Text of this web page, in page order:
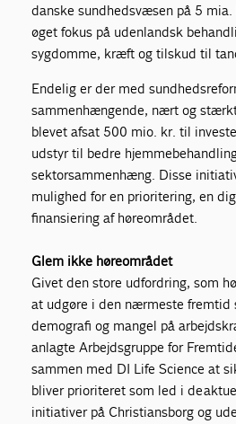
danske sundhedsvæsen på 5
øget fokus på udenlandsk
sygdomme, kræft og tilskud til
Endelig er der med
sammenhængende, nært og
blevet afsat 500 mio. kr. til
udstyr til bedre
sektorsammenhæng. Disse
mulighed for en prioritering, en
finansiering af høreområdet.
Glem ikke høreområdet
Givet den store udfordring, som
at udgøre i den nærmeste fremtid
demografi og mangel på
anlagte Arbejdsgruppe for
sammen med DI Life Science at
bliver prioriteret som led i de
initiativer på Christiansborg og